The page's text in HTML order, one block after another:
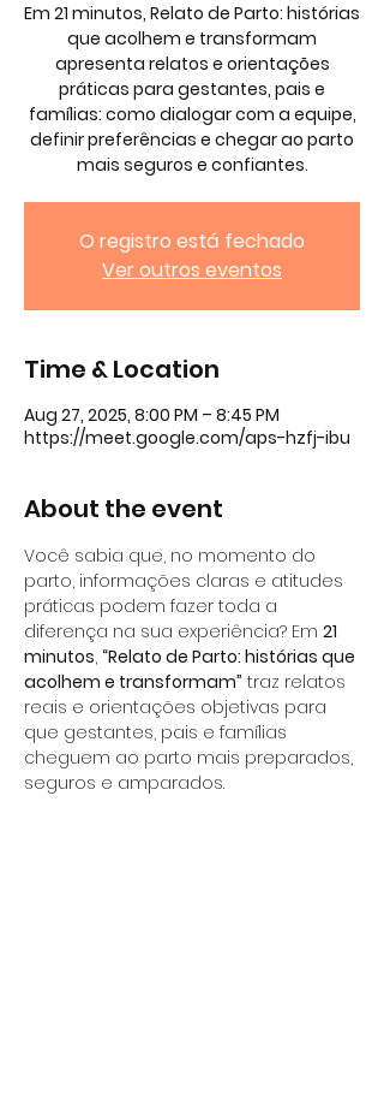
Em 21 minutos, Relato de Parto: histórias
que acolhem e transformam
apresenta relatos e orientações
práticas para gestantes, pais e
famílias: como dialogar com a equipe,
definir preferências e chegar ao parto
mais seguros e confiantes.
O registro está fechado
Ver outros eventos
Time & Location
Aug 27, 2025, 8:00 PM – 8:45 PM
https://meet.google.com/aps-hzfj-ibu
About the event
Você sabia que, no momento do
parto, informações claras e atitudes
práticas podem fazer toda a
diferença na sua experiência? Em 21
minutos, “Relato de Parto: histórias que
acolhem e transformam” traz relatos
reais e orientações objetivas para
que gestantes, pais e famílias
cheguem ao parto mais preparados,
seguros e amparados.